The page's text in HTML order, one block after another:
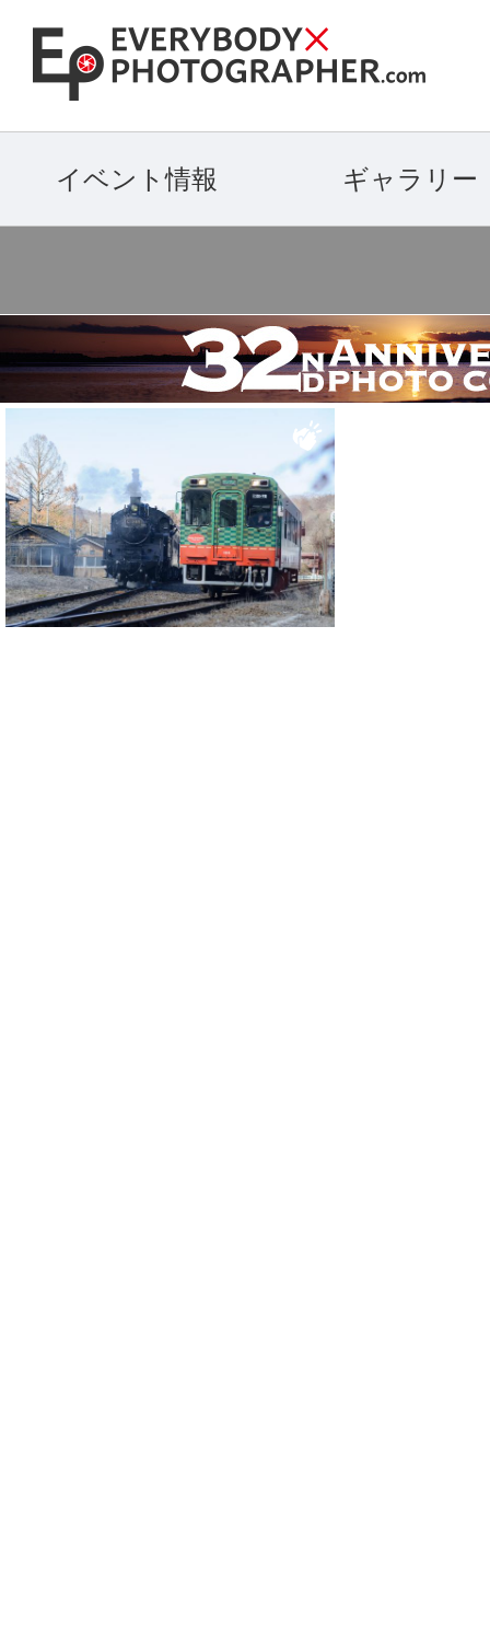
イベント情報 ギャラリー